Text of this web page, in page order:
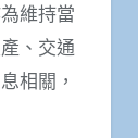
維持當
、交通
相關，